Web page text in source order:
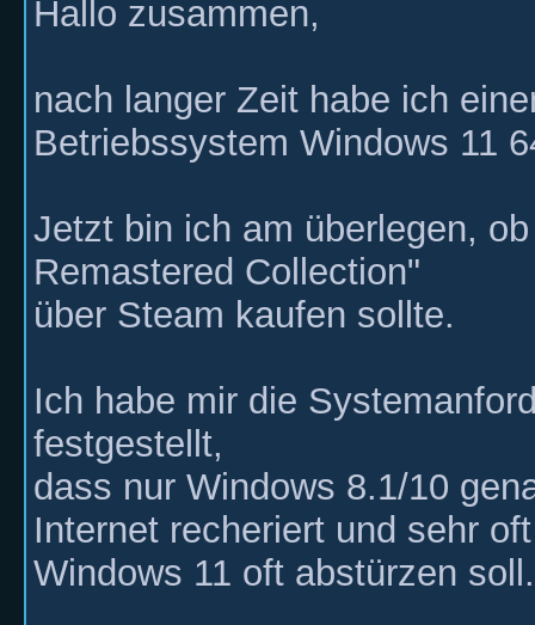
Hallo zusammen,
nach langer Zeit habe ich
Betriebssystem Windows 11
Jetzt bin ich am überlegen,
Remastered Collection"
über Steam kaufen sollte.
Ich habe mir die
festgestellt,
dass nur Windows 8.1/10
Internet recheriert und sehr
Windows 11 oft abstürzen soll.